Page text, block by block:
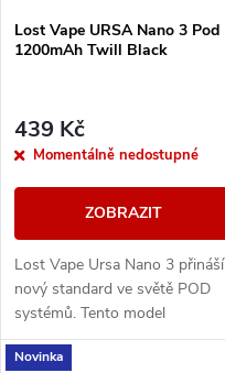
Lost Vape URSA Nano 3 Pod
1200mAh Twill Black
439 Kč
Momentálně nedostupné
ZOBRAZIT
Lost Vape Ursa Nano 3 přináší
nový standard ve světě POD
systémů. Tento model
kombinuje elegantní design s
precizním zpracováním a
Novinka